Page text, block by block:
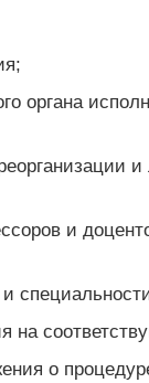
органа
и
на
о